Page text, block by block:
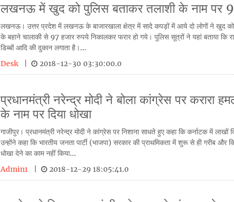
लखनऊ में खुद को पुलिस बताकर तलाशी के नाम पर
लखनऊ। उत्तर प्रदेश में लखनऊ के बाजारखाला क्षेत्र में सादे कपड़ों में आये दो लोगों ने खुद को
के बहाने चालाकी से 97 हजार रुपये निकालकर फरार हो गये। पुलिस सूत्रों ने यहां बताया कि
डिब्बों आदि की दुकान लगाता है।...
Desk
| 2018-12-30 03:30:00.0
प्रधानमंत्री नरेन्द्र मोदी ने बोला कांग्रेस पर करारा
के नाम पर दिया धोखा
गाजीपुर। प्रधानमंत्री नरेन्द्र मोदी ने कांग्रेस पर निशाना साधते हुए कहा कि कर्नाटक में लाखों
उन्होंने कहा कि भारतीय जनता पार्टी (भाजपा) सरकार की प्राथमिकता में शुरू से ही गरीब
धोखा देने का काम नहीं किया...
Admin1
| 2018-12-29 18:05:41.0